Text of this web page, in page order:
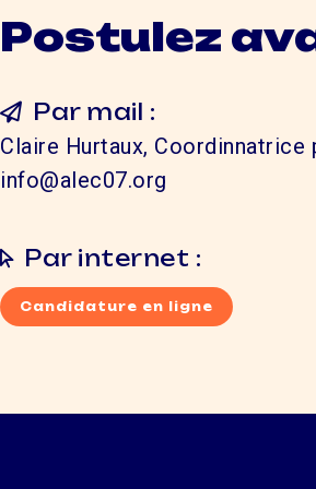
Postulez
Par mail :
Claire Hurtaux, Coordinnatrice
info@alec07.org
Par internet :
Candidature en ligne